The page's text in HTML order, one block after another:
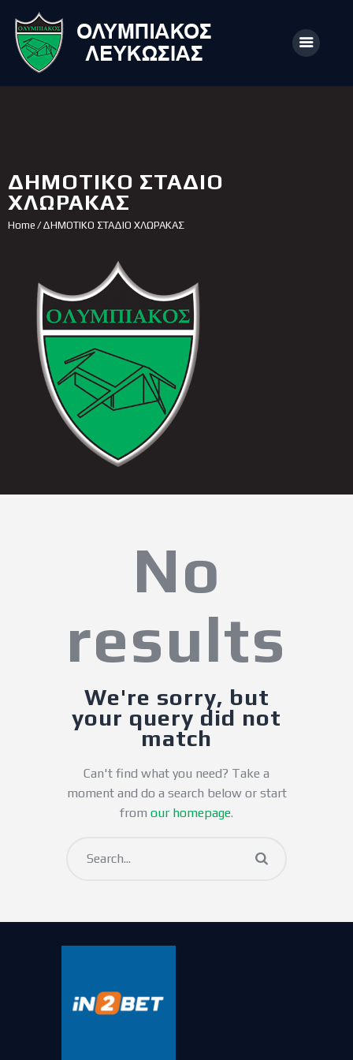
ΔΗΜΟΤΙΚΟ ΣΤΑΔΙΟ
ΧΛΩΡΑΚΑΣ
Home ΔΗΜΟΤΙΚΟ ΣΤΑΔΙΟ ΧΛΩΡΑΚΑΣ
ΟΜΑΔΑ
ΑΚΑΔΗΜΙΕΣ
e-Shop
ΕΙΣΙΤΗΡΙΑ
No
results
We're sorry, but
your query did not
match
Can't find what you need? Take a
moment and do a search below or start
from our homepage.